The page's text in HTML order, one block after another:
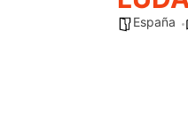
España